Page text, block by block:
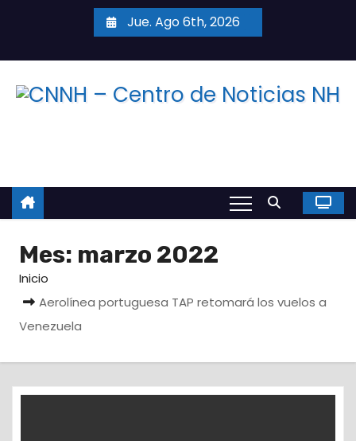
c
o
Jue. Ago 6th, 2026
Mes: marzo 2022
Inicio
Aerolínea portuguesa TAP retomará los vuelos a
Venezuela